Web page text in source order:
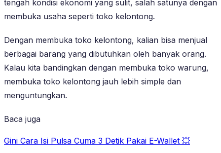
tengah kondisi ekonomi yang sulit, salah satunya dengan
membuka usaha seperti toko kelontong.
Dengan membuka toko kelontong, kalian bisa menjual
berbagai barang yang dibutuhkan oleh banyak orang.
Kalau kita bandingkan dengan membuka toko warung,
membuka toko kelontong jauh lebih simple dan
menguntungkan.
Baca juga
Gini Cara Isi Pulsa Cuma 3 Detik Pakai E-Wallet 💥